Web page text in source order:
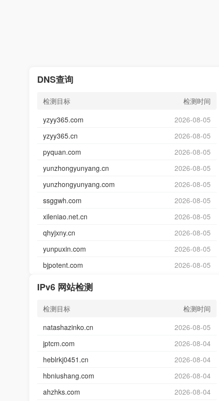
DNS查询
检测目标
检测时间
yzyy365.com
2026-08-05
yzyy365.cn
2026-08-05
pyquan.com
2026-08-05
yunzhongyunyang.cn
2026-08-05
yunzhongyunyang.com
2026-08-05
ssggwh.com
2026-08-05
xileniao.net.cn
2026-08-05
qhyjxny.cn
2026-08-05
yunpuxin.com
2026-08-05
bjpotent.com
2026-08-05
IPv6 网站检测
检测目标
检测时间
natashazinko.cn
2026-08-05
jptcm.com
2026-08-04
heblrkj0451.cn
2026-08-04
hbniushang.com
2026-08-04
ahzhks.com
2026-08-04